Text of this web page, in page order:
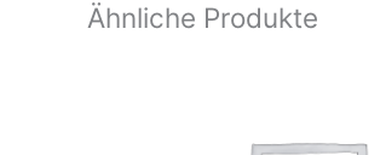
Ähnliche Produkte